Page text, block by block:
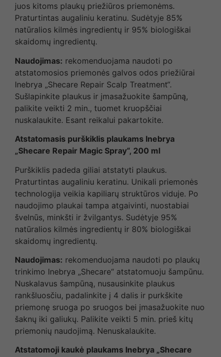
juos kitoms plaukų priežiūros priemonėms.
Praturtintas augaliniu keratinu. Sudėtyje 85%
natūralios kilmės ingredientų ir 95% biologiškai
skaidomų ingredientų.
Naudojimas: rekomenduojama naudoti po
atstatomosios priemonės galvos odos priežiūrai
Inebrya „Shecare Repair Scalp Treatment“.
Sušlapinkite plaukus ir įmasažuokite šampūną,
palikite veikti 2 min., tuomet kruopščiai
nuskalaukite. Esant reikalui pakartokite.
Atstatomasis purškiklis plaukams Inebrya
„Shecare Repair Magic Spray“, 200 ml
Purškiklis padeda giliai atstatyti plaukus.
Praturtintas augaliniu keratinu. Unikali priemonės
technologija veikia kapiliarų struktūros viduje. Po
naudojimo plaukai tampa atgaivinti, nuostabiai
švelnūs, minkšti ir žvilgantys. Sudėtyje 95%
natūralios kilmės ingredientų ir 80% biologiškai
skaidomų ingredientų.
Naudojimas: rekomenduojama naudoti po plaukų
trinkimo Inebrya „Shecare“ atstatomuoju šampūnu.
Nuskalavus šampūną, nusausinkite plaukus
rankšluosčiu, padalinkite į 4 dalis ir purkškite
priemonę sruoga po sruogos bei įmasažuokite nuo
šaknų iki galiukų. Palikite veikti 5 min. prieš kitų
priemonių naudojimą. Nenuskalaukite.
Atstatomoji kaukė plaukams Inebrya „Shecare